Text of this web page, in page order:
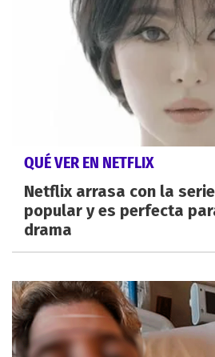
QUÉ VER EN NETFLIX
Netflix arrasa con la
popular y es perfecta
drama